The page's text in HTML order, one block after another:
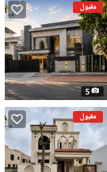
مقبول
5
مقبول